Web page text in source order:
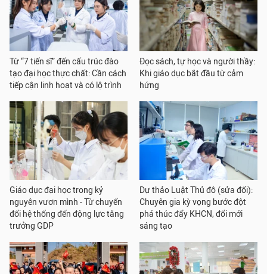
Từ “7 tiến sĩ” đến cấu trúc đào
tạo đại học thực chất: Cần cách
tiếp cận linh hoạt và có lộ trình
Đọc sách, tự học và người thầy:
Khi giáo dục bắt đầu từ cảm
hứng
Giáo dục đại học trong kỷ
nguyên vươn mình - Từ chuyển
đổi hệ thống đến động lực tăng
trưởng GDP
Dự thảo Luật Thủ đô (sửa đổi):
Chuyên gia kỳ vọng bước đột
phá thúc đẩy KHCN, đổi mới
sáng tạo